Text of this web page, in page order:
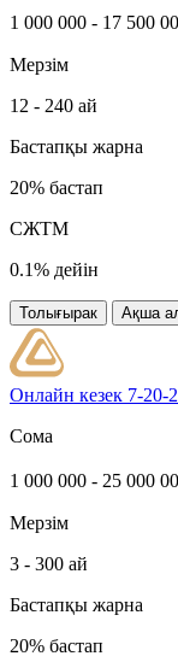
1 000 000 - 17 500
Мерзім
12 - 240 ай
Бастапқы жарна
20% бастап
СЖТМ
0.1% дейін
Толығырак Ақша
Онлайн кезек 7-20-
Сома
1 000 000 - 25 000
Мерзім
3 - 300 ай
Бастапқы жарна
20% бастап